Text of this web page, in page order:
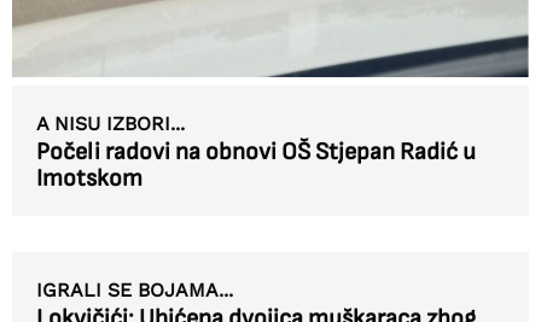
A NISU IZBORI...
Počeli radovi na obnovi OŠ Stjepan Radić u
Imotskom
IGRALI SE BOJAMA...